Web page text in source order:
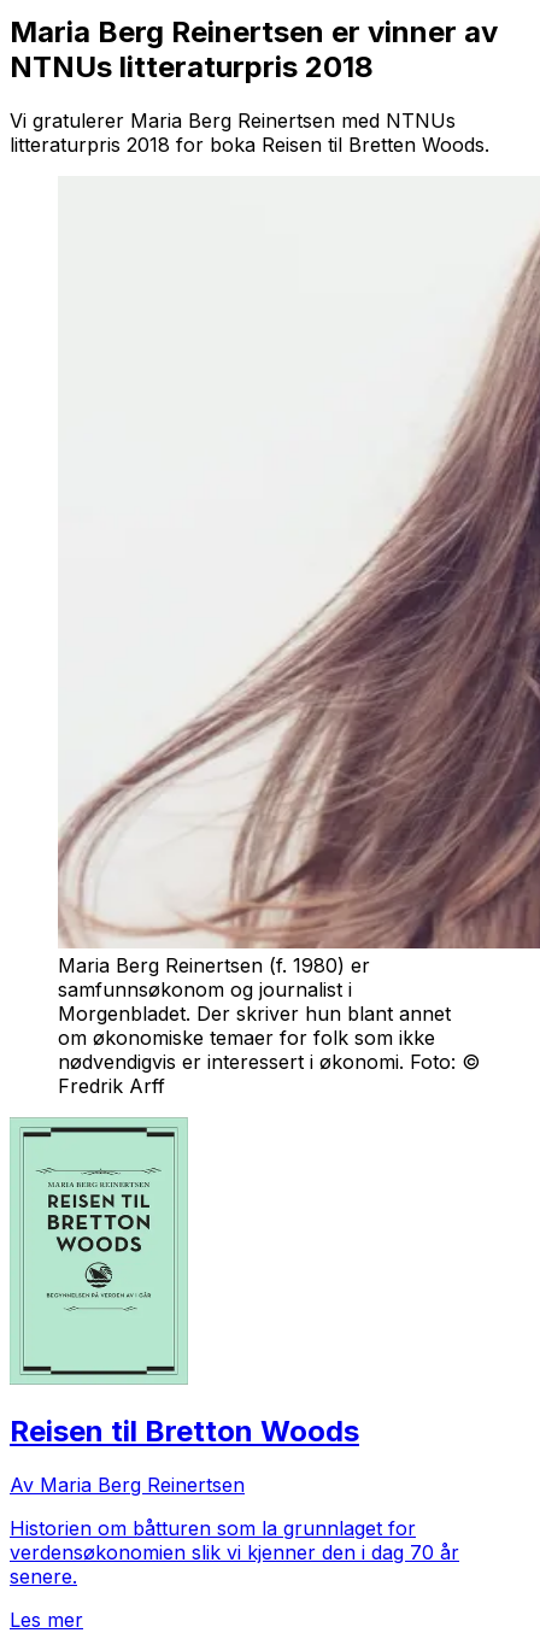
Maria Berg Reinertsen er vinner av
NTNUs litteraturpris 2018
Vi gratulerer Maria Berg Reinertsen med NTNUs
litteraturpris 2018 for boka Reisen til Bretten Woods.
Maria Berg Reinertsen (f. 1980) er
samfunnsøkonom og journalist i
Morgenbladet. Der skriver hun blant annet
om økonomiske temaer for folk som ikke
nødvendigvis er interessert i økonomi. Foto: ©
Fredrik Arff
Reisen til Bretton Woods
Av Maria Berg Reinertsen
Historien om båtturen som la grunnlaget for
verdensøkonomien slik vi kjenner den i dag 70 år
senere.
Les mer